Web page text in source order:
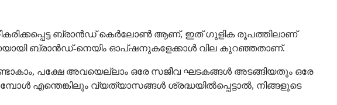
ബ്രാൻഡ് കെർലോൺ ആണ്, ഇത് ഗുളിക രൂപത്തിലാണ്
ബ്രാൻഡ്-നെയിം ഓപ്ഷനുകളേക്കാൾ വില കുറഞ്ഞതാണ്.
പക്ഷേ അവയെല്ലാം ഒരേ സജീവ ഘടകങ്ങൾ അടങ്ങിയതും ഒരേ
എന്തെങ്കിലും വ്യത്യാസങ്ങൾ ശ്രദ്ധയിൽപ്പെട്ടാൽ, നിങ്ങളുടെ